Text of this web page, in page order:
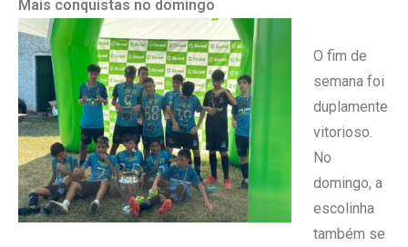
Mais conquistas no domingo
O fim de
semana foi
duplamente
vitorioso.
No
domingo, a
escolinha
também se